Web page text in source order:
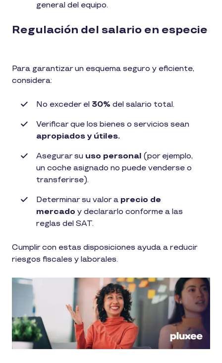
general del equipo.
Regulación del salario en especie
Para garantizar un esquema seguro y eficiente,
considera:
No exceder el 30% del salario total.
Verificar que los bienes o servicios sean
apropiados y útiles.
Asegurar su uso personal (por ejemplo,
un coche asignado no puede venderse o
transferirse).
Determinar su valor a precio de
mercado y declararlo conforme a las
reglas del SAT.
Cumplir con estas disposiciones ayuda a reducir
riesgos fiscales y laborales.